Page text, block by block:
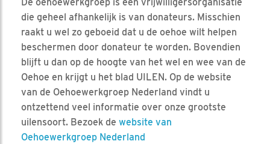
die geheel afhankelijk is van donateurs. Misschien
raakt u wel zo geboeid dat u de oehoe wilt helpen
beschermen door donateur te worden. Bovendien
blijft u dan op de hoogte van het wel en wee van de
Oehoe en krijgt u het blad UILEN. Op de website
van de Oehoewerkgroep Nederland vindt u
ontzettend veel informatie over onze grootste
uilensoort. Bezoek de website van
Oehoewerkgroep Nederland